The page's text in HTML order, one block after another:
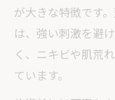
が大きな特徴です
は、強い刺激を避
く、ニキビや肌荒
ています。